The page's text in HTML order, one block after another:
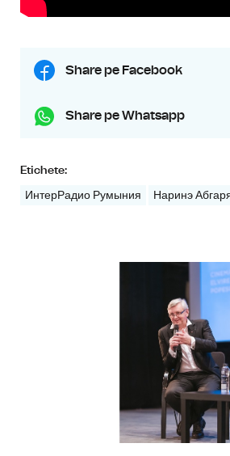
Share pe Facebook
Share pe Whatsapp
Etichete:
ИнтерРадио Румыния Наринэ